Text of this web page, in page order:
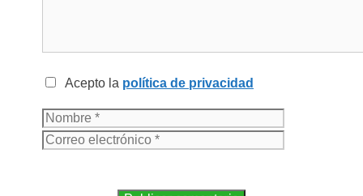
Acepto la política de privacidad